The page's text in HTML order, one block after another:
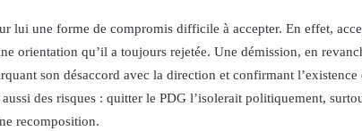
lui une forme de compromis difficile à accepter. En effet,
orientation qu’il a toujours rejetée. Une démission, en
son désaccord avec la direction et confirmant l’existence
des risques : quitter le PDG l’isolerait politiquement,
recomposition.